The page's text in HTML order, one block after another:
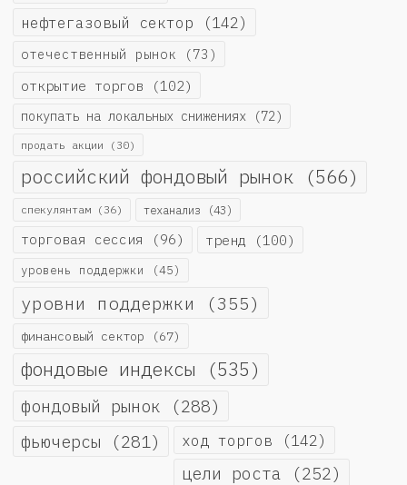
нефтегазовый сектор (142)
отечественный рынок (73)
открытие торгов (102)
покупать на локальных снижениях (72)
продать акции (30)
российский фондовый рынок (566)
спекулянтам (36) теханализ (43)
торговая сессия (96) тренд (100)
уровень поддержки (45)
уровни поддержки (355)
финансовый сектор (67)
фондовые индексы (535)
фондовый рынок (288)
фьючерсы (281) ход торгов (142)
цели роста (252)